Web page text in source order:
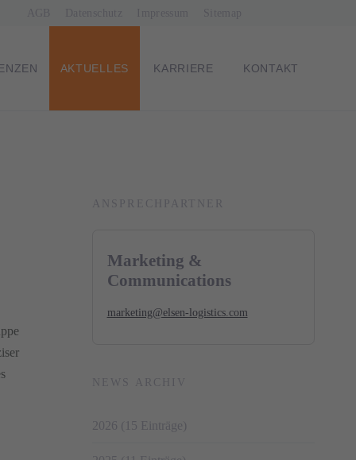
AKTUELLES KARRIERE KONTAKT
ANSPRECH­PARTNER
Marketing &
Communications
marketing@elsen-logistics.com
NEWS ARCHIV
2026 (15 Einträge)